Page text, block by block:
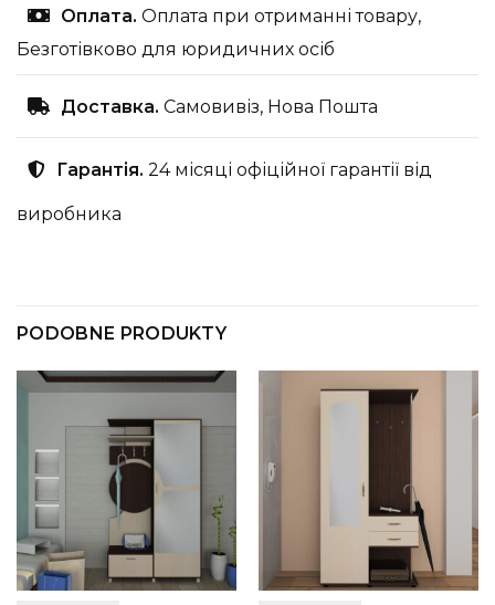
Оплата. Оплата при отриманні товару,
Безготівково для юридичних осіб
Доставка. Самовивіз, Нова Пошта
Гарантія. 24 місяці офіційної гарантії від
виробника
PODOBNE PRODUKTY